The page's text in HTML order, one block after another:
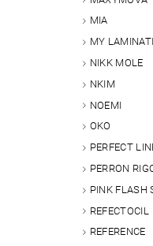
MIA
MY
NIKK MOLE
NKIM
NOEMI
OKO
PERFECT
PERRON
PINK FLASH
REFECTOCIL
REFERENCE